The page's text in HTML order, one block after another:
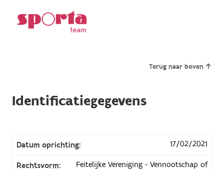
Terug naar boven
Identificatiegegevens
Datum oprichting: 17/02/2021
Rechtsvorm:
Feitelijke Vereniging - Vennootschap of